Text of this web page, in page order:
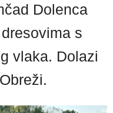
Dolenca
s
vlaka. Dolazi